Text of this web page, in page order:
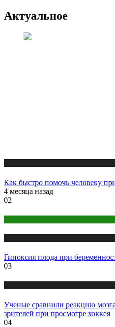
Актуальное
Как быстро помочь человеку
4 месяца назад
02
Гипоксия плода при
03
Ученые сравнили реакцию
зрителей при просмотре хоккея
04